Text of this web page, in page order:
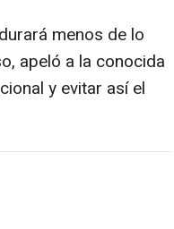
menos de lo
apeló a la conocida
y evitar así el